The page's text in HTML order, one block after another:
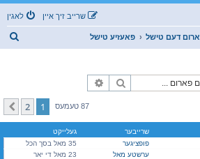
לאגין שרייב זיך איין
ארום דעם טישל פאעזיע טישל
זוך
87 טעמעס 1
2
קומענדיגע
שרייבער
געלייקט
פופציגער
35 מאל בסך הכל
ערשטע מאל
23 מאל די יאר